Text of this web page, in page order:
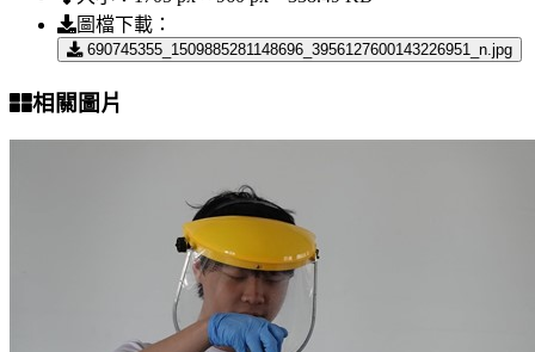
圖檔下載：
690745355_1509885281148696_3956127600143226951_n.jpg
相關圖片